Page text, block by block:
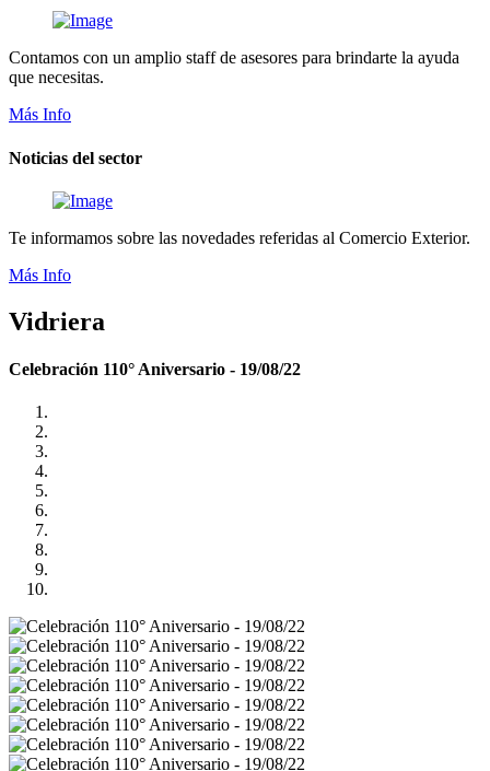
Contamos con un amplio staff de asesores para brindarte la ayuda
que necesitas.
Más Info
Noticias del sector
Te informamos sobre las novedades referidas al Comercio Exterior.
Más Info
Vidriera
Celebración 110° Aniversario - 19/08/22